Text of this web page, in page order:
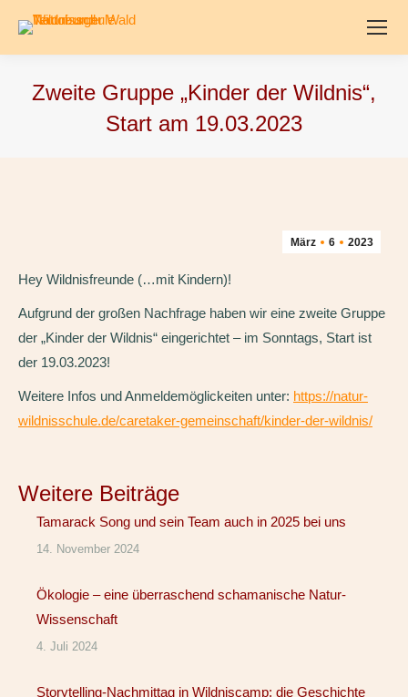
Zweite Gruppe „Kinder der Wildnis“,
Start am 19.03.2023
März 6 2023
Hey Wildnisfreunde (…mit Kindern)!
Aufgrund der großen Nachfrage haben wir eine zweite Gruppe
der „Kinder der Wildnis“ eingerichtet – im Sonntags, Start ist
der 19.03.2023!
Weitere Infos und Anmeldemöglickeiten unter: https://natur-
wildnisschule.de/caretaker-gemeinschaft/kinder-der-wildnis/
Weitere Beiträge
Tamarack Song und sein Team auch in 2025 bei uns
14. November 2024
Ökologie – eine überraschend schamanische Natur-
Wissenschaft
4. Juli 2024
Storytelling-Nachmittag in Wildniscamp: die Geschichte